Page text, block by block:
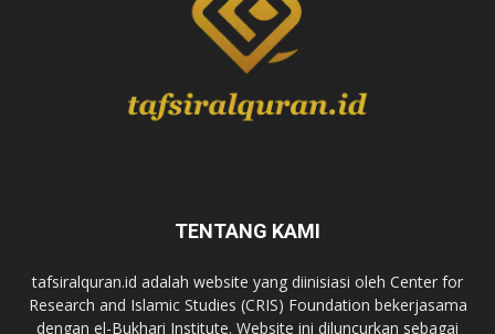
TENTANG KAMI
tafsiralquran.id adalah website yang diinisiasi oleh Center for
Research and Islamic Studies (CRIS) Foundation bekerjasama
dengan el-Bukhari Institute. Website ini diluncurkan sebagai